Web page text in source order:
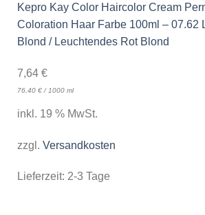
Kepro Kay Color Haircolor Cream
Coloration Haar Farbe 100ml – 07.62
Blond / Leuchtendes Rot Blond
7,64 €
76,40 €/ 1000 ml
inkl. 19 % MwSt.
zzgl. Versandkosten
Lieferzeit: 2-3 Tage